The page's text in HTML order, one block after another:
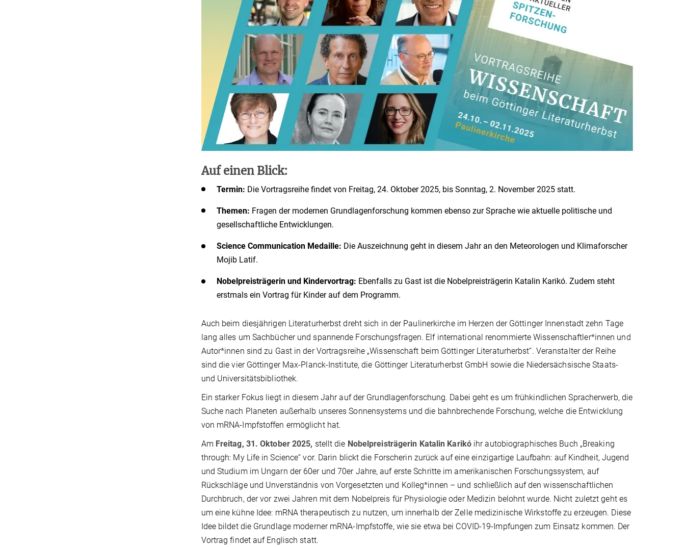
Auf einen Blick:
Termin: Die Vortragsreihe findet von Freitag, 24. Oktober 2025, bis Sonntag, 2. November 2025 statt.
Themen: Fragen der modernen Grundlagenforschung kommen ebenso zur Sprache wie aktuelle politische und
gesellschaftliche Entwicklungen.
Science Communication Medaille: Die Auszeichnung geht in diesem Jahr an den Meteorologen und Klimaforscher
Mojib Latif.
Nobelpreisträgerin und Kindervortrag: Ebenfalls zu Gast ist die Nobelpreisträgerin Katalin Karikó. Zudem steht
erstmals ein Vortrag für Kinder auf dem Programm.
Auch beim diesjährigen Literaturherbst dreht sich in der Paulinerkirche im Herzen der Göttinger Innenstadt zehn Tage
lang alles um Sachbücher und spannende Forschungsfragen. Elf international renommierte Wissenschaftler*innen und
Autor*innen sind zu Gast in der Vortragsreihe „Wissenschaft beim Göttinger Literaturherbst“. Veranstalter der Reihe
sind die vier Göttinger Max-Planck-Institute, die Göttinger Literaturherbst GmbH sowie die Niedersächsische Staats-
und Universitätsbibliothek.
Ein starker Fokus liegt in diesem Jahr auf der Grundlagenforschung. Dabei geht es um frühkindlichen Spracherwerb, die
Suche nach Planeten außerhalb unseres Sonnensystems und die bahnbrechende Forschung, welche die Entwicklung
von mRNA-Impfstoffen ermöglicht hat.
Am Freitag, 31. Oktober 2025, stellt die Nobelpreisträgerin Katalin Karikóihr autobiographisches Buch „Breaking
through: My Life in Science“ vor. Darin blickt die Forscherin zurück auf eine einzigartige Laufbahn: auf Kindheit, Jugend
und Studium im Ungarn der 60er und 70er Jahre, auf erste Schritte im amerikanischen Forschungssystem, auf
Rückschläge und Unverständnis von Vorgesetzten und Kolleg*innen – und schließlich auf den wissenschaftlichen
Durchbruch, der vor zwei Jahren mit dem Nobelpreis für Physiologie oder Medizin belohnt wurde. Nicht zuletzt geht es
um eine kühne Idee: mRNA therapeutisch zu nutzen, um innerhalb der Zelle medizinische Wirkstoffe zu erzeugen. Diese
Idee bildet die Grundlage moderner mRNA-Impfstoffe, wie sie etwa bei COVID-19-Impfungen zum Einsatz kommen. Der
Vortrag findet auf Englisch statt.